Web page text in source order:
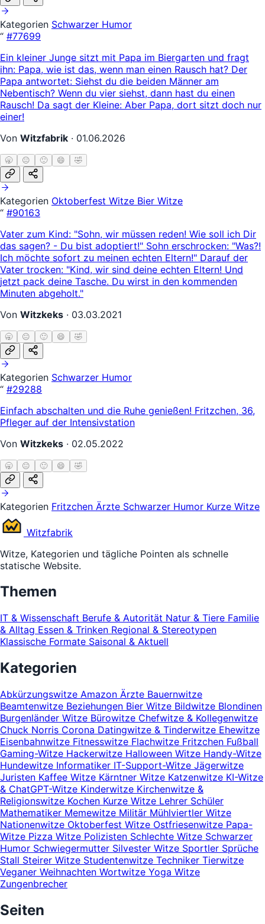
Kategorien Schwarzer Humor
“ #77699
Ein kleiner Junge sitzt mit Papa im Biergarten und fragt
ihn: Papa, wie ist das, wenn man einen Rausch hat? Der
Papa antwortet: Siehst du die beiden Männer am
Nebentisch? Wenn du vier siehst, dann hast du einen
Rausch! Da sagt der Kleine: Aber Papa, dort sitzt doch nur
einer!
Von Witzfabrik · 01.06.2026
🥱 😐 🙂 😄 🤣
Kategorien Oktoberfest Witze Bier Witze
“ #90163
Vater zum Kind: "Sohn, wir müssen reden! Wie soll ich Dir
das sagen? - Du bist adoptiert!" Sohn erschrocken: "Was?!
Ich möchte sofort zu meinen echten Eltern!" Darauf der
Vater trocken: "Kind, wir sind deine echten Eltern! Und
jetzt pack deine Tasche. Du wirst in den kommenden
Minuten abgeholt."
Von Witzkeks · 03.03.2021
🥱 😐 🙂 😄 🤣
Kategorien Schwarzer Humor
“ #29288
Einfach abschalten und die Ruhe genießen! Fritzchen, 36,
Pfleger auf der Intensivstation
Von Witzkeks · 02.05.2022
🥱 😐 🙂 😄 🤣
Kategorien Fritzchen Ärzte Schwarzer Humor Kurze Witze
Witzfabrik
Witze, Kategorien und tägliche Pointen als schnelle
statische Website.
Themen
IT & Wissenschaft Berufe & Autorität Natur & Tiere Familie
& Alltag Essen & Trinken Regional & Stereotypen
Klassische Formate Saisonal & Aktuell
Kategorien
Abkürzungswitze Amazon Ärzte Bauernwitze
Beamtenwitze Beziehungen Bier Witze Bildwitze Blondinen
Burgenländer Witze Bürowitze Chefwitze & Kollegenwitze
Chuck Norris Corona Datingwitze & Tinderwitze Ehewitze
Eisenbahnwitze Fitnesswitze Flachwitze Fritzchen Fußball
Gaming-Witze Hackerwitze Halloween Witze Handy-Witze
Hundewitze Informatiker IT-Support-Witze Jägerwitze
Juristen Kaffee Witze Kärntner Witze Katzenwitze KI-Witze
& ChatGPT-Witze Kinderwitze Kirchenwitze &
Religionswitze Kochen Kurze Witze Lehrer Schüler
Mathematiker Memewitze Militär Mühlviertler Witze
Nationenwitze Oktoberfest Witze Ostfriesenwitze Papa-
Witze Pizza Witze Polizisten Schlechte Witze Schwarzer
Humor Schwiegermutter Silvester Witze Sportler Sprüche
Stall Steirer Witze Studentenwitze Techniker Tierwitze
Veganer Weihnachten Wortwitze Yoga Witze
Zungenbrecher
Seiten